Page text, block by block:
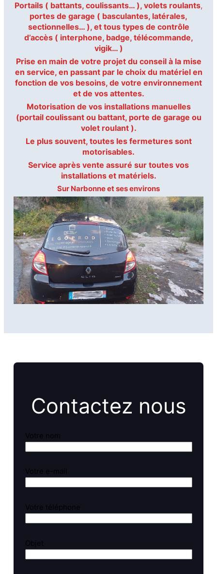
Portails ( battants, coulissants… ), volets roulants,
portes de garage ( basculantes, latérales,
sectionnelles… ), et tous types de contrôle
d’accès ( interphone, badge, télécommande,
vigik… )
Prise en main de votre projet du conseil à la mise
en service, en passant par le choix du matériel en
fonction de vos besoins, de votre environnement
et de vos attentes.
Motorisation de vos installations manuelles
(portail coulissant ou battant, porte de garage ou
volet roulant ).
Le plus souvent, toutes les fermetures sont
motorisables.
Service après vente assuré sur toutes vos
installations et matériels.
Sur Narbonne et ses environs
Contactez nous
Votre nom
Votre e-mail
Votre téléphone
Objet